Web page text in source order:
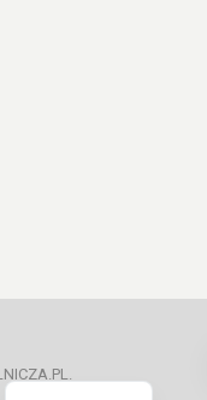
Ukrainian